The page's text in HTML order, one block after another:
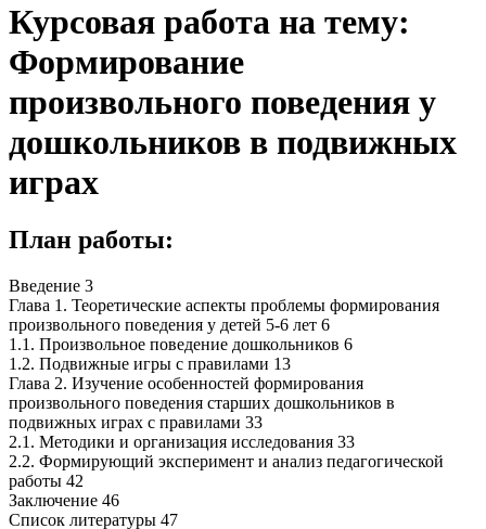
Курсовая работа на тему:
Формирование
произвольного поведения у
дошкольников в подвижных
играх
План работы:
Введение 3
Глава 1. Теоретические аспекты проблемы формирования
произвольного поведения у детей 5-6 лет 6
1.1. Произвольное поведение дошкольников 6
1.2. Подвижные игры с правилами 13
Глава 2. Изучение особенностей формирования
произвольного поведения старших дошкольников в
подвижных играх с правилами 33
2.1. Методики и организация исследования 33
2.2. Формирующий эксперимент и анализ педагогической
работы 42
Заключение 46
Список литературы 47